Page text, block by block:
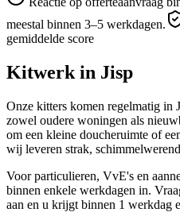
meestal binnen 3–5 werkdagen.
gemiddelde score
Kitwerk in Jisp
Onze kitters komen regelmatig in
zowel oudere woningen als
om een kleine doucheruimte of
wij leveren strak,
Voor particulieren, VvE's en
binnen enkele werkdagen in.
aan en u krijgt binnen 1 werkdag